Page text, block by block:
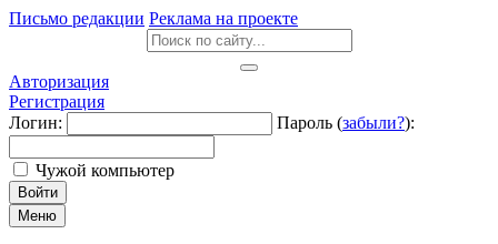
Письмо редакции Реклама на проекте
Авторизация
Регистрация
Логин:
Пароль (забыли?):
Чужой компьютер
Войти
Меню